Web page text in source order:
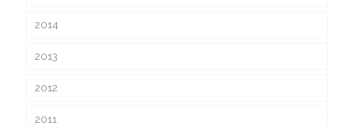
2014
2013
2012
2011